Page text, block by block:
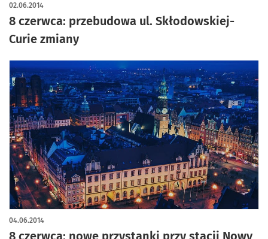
8 czerwca: przebudowa ul. Skłodowskiej-
Curie zmiany
02.06.2014
8 czerwca: nowe przystanki przy stacji Nowy
04.06.2014